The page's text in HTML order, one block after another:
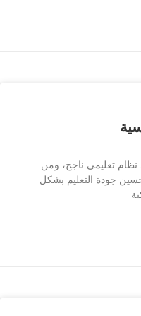
نظام تعليمي ناجح، ومن
جودة التعليم بشكل